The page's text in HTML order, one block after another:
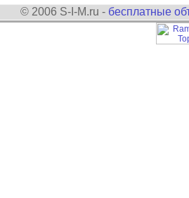
© 2006 S-I-M.ru - бесплатные